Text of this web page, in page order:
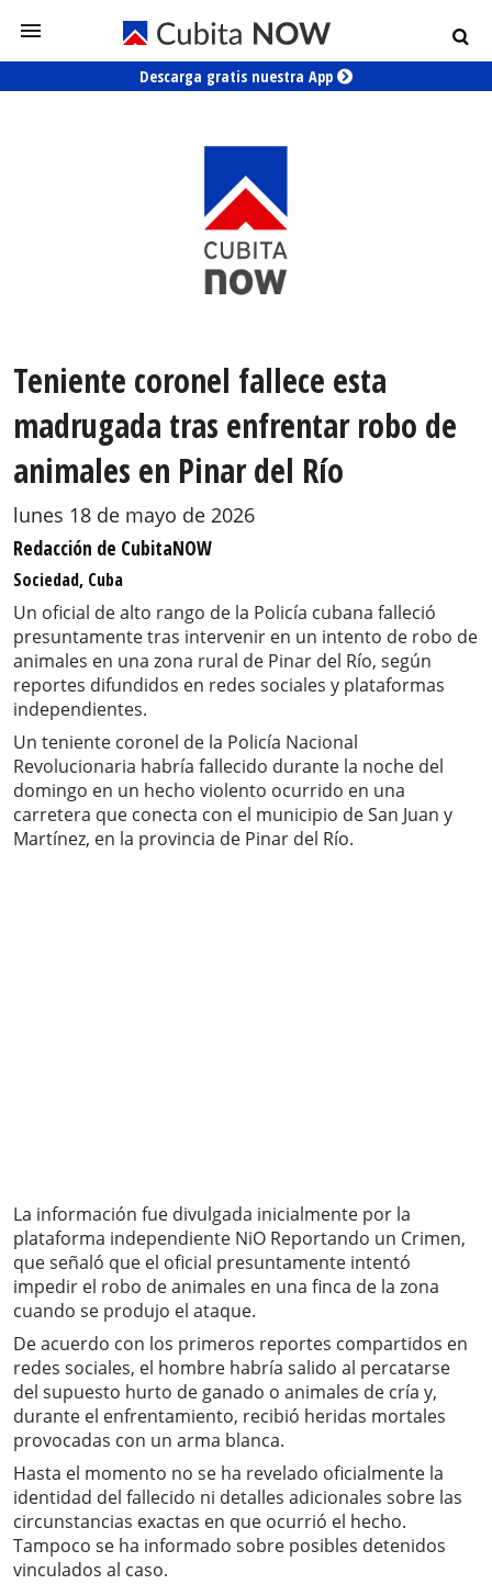
Descarga gratis nuestra App
Teniente coronel fallece esta
madrugada tras enfrentar robo de
animales en Pinar del Río
lunes 18 de mayo de 2026
Redacción de CubitaNOW
Sociedad, Cuba
Un oficial de alto rango de la Policía cubana falleció
presuntamente tras intervenir en un intento de robo de
animales en una zona rural de Pinar del Río, según
reportes difundidos en redes sociales y plataformas
independientes.
Un teniente coronel de la Policía Nacional
Revolucionaria habría fallecido durante la noche del
domingo en un hecho violento ocurrido en una
carretera que conecta con el municipio de San Juan y
Martínez, en la provincia de Pinar del Río.
La información fue divulgada inicialmente por la
plataforma independiente NiO Reportando un Crimen,
que señaló que el oficial presuntamente intentó
impedir el robo de animales en una finca de la zona
cuando se produjo el ataque.
De acuerdo con los primeros reportes compartidos en
redes sociales, el hombre habría salido al percatarse
del supuesto hurto de ganado o animales de cría y,
durante el enfrentamiento, recibió heridas mortales
provocadas con un arma blanca.
Hasta el momento no se ha revelado oficialmente la
identidad del fallecido ni detalles adicionales sobre las
circunstancias exactas en que ocurrió el hecho.
Tampoco se ha informado sobre posibles detenidos
vinculados al caso.